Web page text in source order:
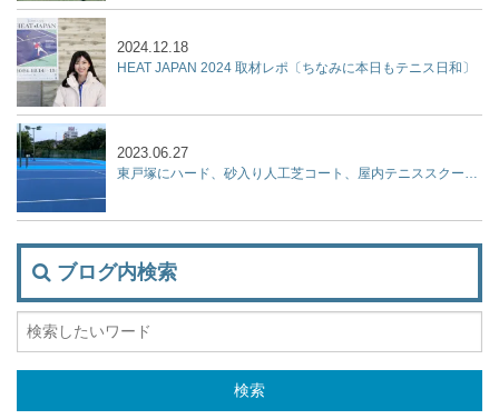
HEAT JAPAN 2024 取材レポ〔ちなみに本日もテニス日和〕
2024.12.18
東戸塚にハード、砂入り人工芝コート、屋内テニススクール、フットサルコートを集結させた『KPI PARK』が７月9日オープン！
2023.06.27
ブログ内検索